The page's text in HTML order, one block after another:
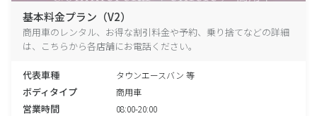
基本料金プラン（V2）
商用車のレンタル、お得な割引料金や予約、乗り捨てなどの詳細
は、こちらから各店舗にお電話ください。
代表車種 タウンエースバン 等
ボディタイプ 商用車
営業時間 08:00-20:00